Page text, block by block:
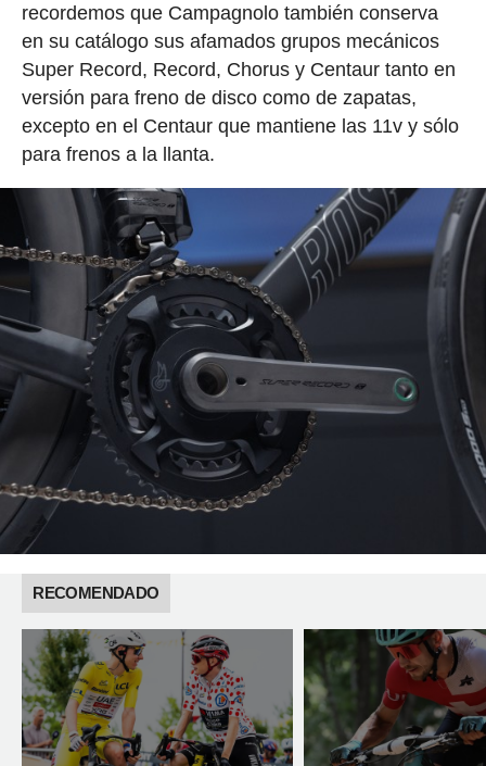
recordemos que Campagnolo también conserva
en su catálogo sus afamados grupos mecánicos
Super Record, Record, Chorus y Centaur tanto en
versión para freno de disco como de zapatas,
excepto en el Centaur que mantiene las 11v y sólo
para frenos a la llanta.
RECOMENDADO